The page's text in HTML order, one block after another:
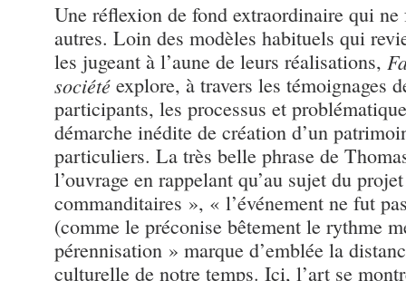
Une réflexion de fond extraordinaire qui
autres. Loin des modèles habituels qui
les jugeant à l’aune de leurs réalisations,
société explore, à travers les témoignages
participants, les processus et
démarche inédite de création d’un
particuliers. La très belle phrase de
l’ouvrage en rappelant qu’au sujet du
commanditaires », « l’événement ne fut
(comme le préconise bêtement le rythme
pérennisation » marque d’emblée la
culturelle de notre temps. Ici, l’art se